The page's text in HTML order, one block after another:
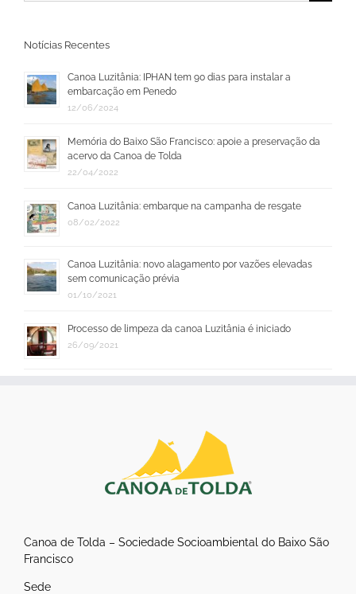
Notícias Recentes
Canoa Luzitânia: IPHAN tem 90 dias para instalar a
embarcação em Penedo
12/06/2024
Memória do Baixo São Francisco: apoie a preservação da
acervo da Canoa de Tolda
22/04/2022
Canoa Luzitânia: embarque na campanha de resgate
08/02/2022
Canoa Luzitânia: novo alagamento por vazões elevadas
sem comunicação prévia
01/10/2021
Processo de limpeza da canoa Luzitânia é iniciado
26/09/2021
Canoa de Tolda – Sociedade Socioambiental do Baixo São
Francisco
Sede